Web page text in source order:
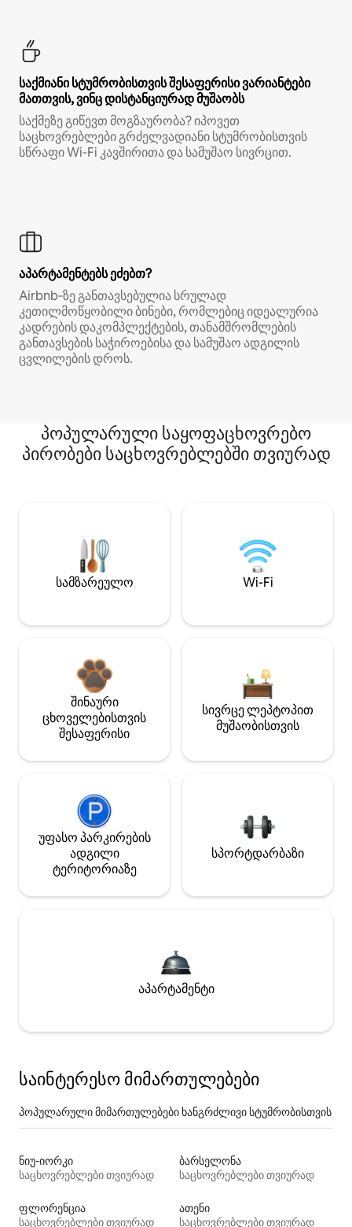
საქმიანი სტუმრობისთვის შესაფერისი ვარიანტები
მათთვის, ვინც დისტანციურად მუშაობს
საქმეზე გიწევთ მოგზაურობა? იპოვეთ
საცხოვრებლები გრძელვადიანი სტუმრობისთვის
სწრაფი Wi‑Fi კავშირითა და სამუშაო სივრცით.
აპარტამენტებს ეძებთ?
Airbnb‑ზე განთავსებულია სრულად
კეთილმოწყობილი ბინები, რომლებიც იდეალურია
კადრების დაკომპლექტების, თანამშრომლების
განთავსების საჭიროებისა და სამუშაო ადგილის
ცვლილების დროს.
პოპულარული საყოფაცხოვრებო
პირობები საცხოვრებლებში თვიურად
სამზარეულო Wi-Fi
შინაური
ცხოველებისთვის
შესაფერისი
სივრცე ლეპტოპით
მუშაობისთვის
უფასო პარკირების
ადგილი
ტერიტორიაზე
სპორტდარბაზი
აპარტამენტი
საინტერესო მიმართულებები
პოპულარული მიმართულებები ხანგრძლივი სტუმრობისთვის
ნიუ-იორკი
საცხოვრებლები თვიურად
ბარსელონა
საცხოვრებლები თვიურად
ფლორენცია
საცხოვრებლები თვიურად
ათენი
საცხოვრებლები თვიურად